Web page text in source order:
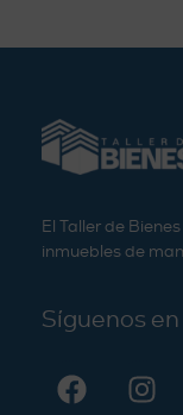
El Taller de
inmuebles de
Síguenos